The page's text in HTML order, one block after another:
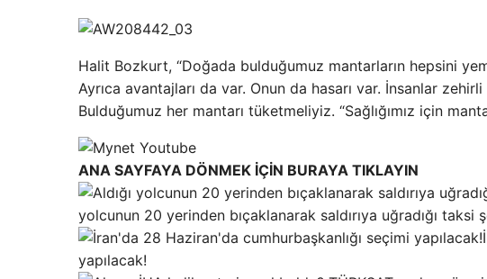
Halit Bozkurt, “Doğada bulduğumuz mantarların hepsini
Ayrıca avantajları da var. Onun da hasarı var. İnsanlar
Bulduğumuz her mantarı tüketmeliyiz. “Sağlığımız için
ANA SAYFAYA DÖNMEK İÇİN BURAYA TIKLAYIN
yolcunun 20 yerinden bıçaklanarak saldırıya uğradığı taksi
yapılacak!